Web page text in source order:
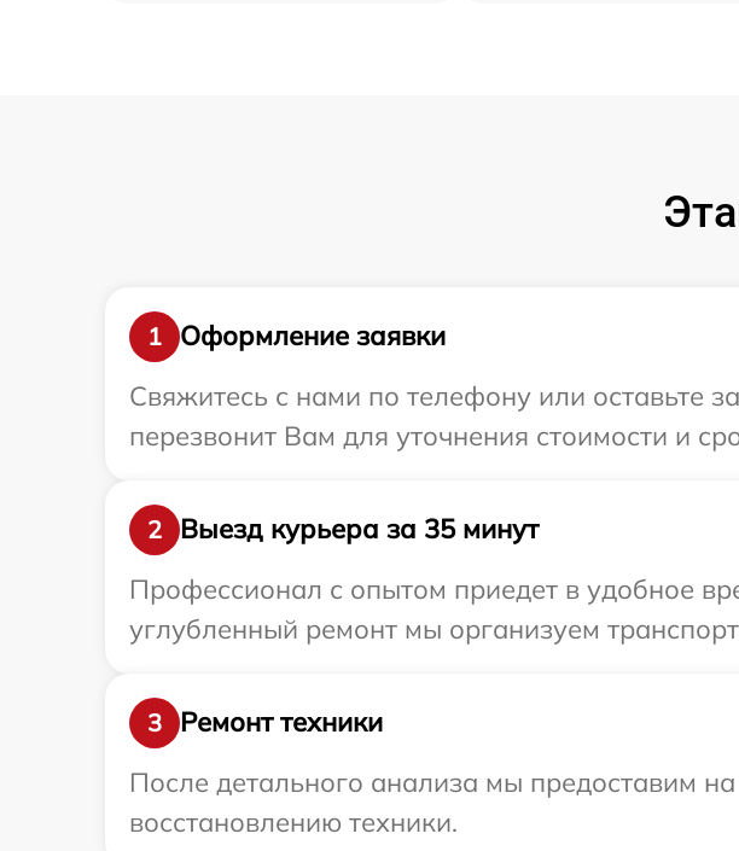
1
Оформление заявки
Свяжитесь с нами по телефону или оставьте
перезвонит Вам для уточнения стоимости и
2
Выезд курьера за 35 минут
Профессионал с опытом приедет в удобное
углубленный ремонт мы организуем
3
Ремонт техники
После детального анализа мы предоставим
восстановлению техники.